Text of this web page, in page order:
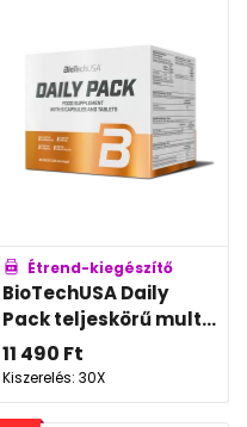
Étrend-kiegészítő
BioTechUSA Daily
Pack teljeskörű mult...
11 490 Ft
Kiszerelés: 30X